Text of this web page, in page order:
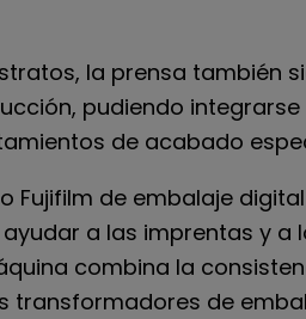
la prensa también
pudiendo
de acabado
de embalaje
ayudar a las imprentas y
combina la
de